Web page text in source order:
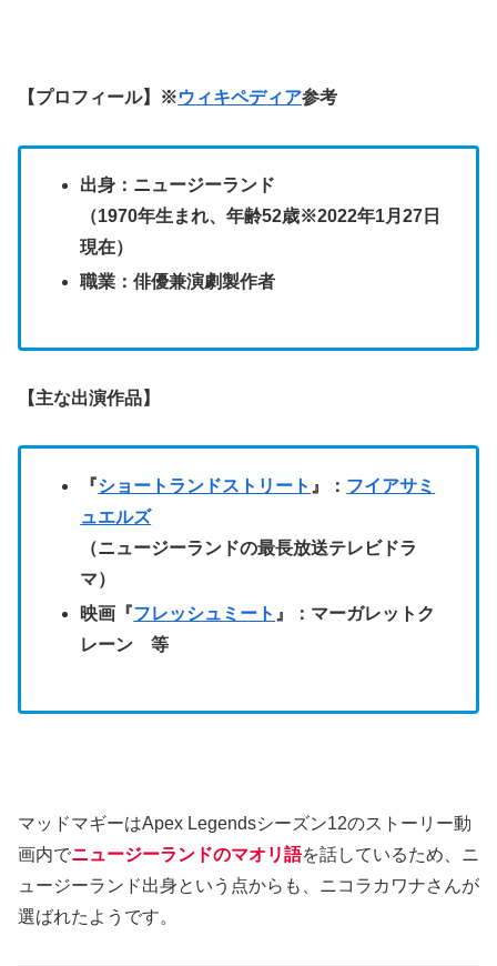
【プロフィール】※ウィキペディア参考
出身：ニュージーランド
（1970年生まれ、年齢52歳※2022年1月27日
現在）
職業：俳優兼演劇製作者
【主な出演作品】
『ショートランドストリート 』： フイアサミ
ュエルズ
（ニュージーランドの最長放送テレビドラ
マ）
映画『フレッシュミート 』：マーガレットク
レーン 等
マッドマギーはApex Legendsシーズン12のストーリー動
画内でニュージーランドのマオリ語を話しているため、ニ
ュージーランド出身という点からも、ニコラカワナさんが
選ばれたようです。